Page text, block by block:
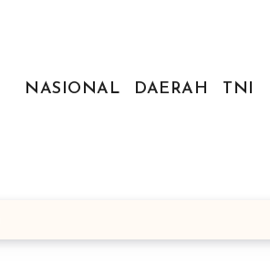
NASIONAL
DAERAH TNI